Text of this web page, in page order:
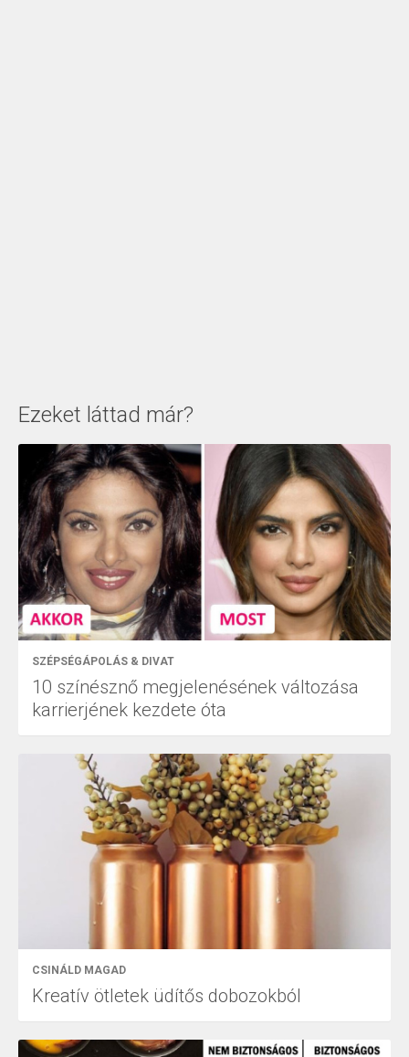
Ezeket láttad már?
SZÉPSÉGÁPOLÁS & DIVAT
10 színésznő megjelenésének változása
karrierjének kezdete óta
CSINÁLD MAGAD
Kreatív ötletek üdítős dobozokból